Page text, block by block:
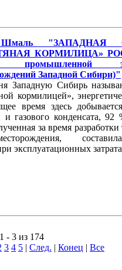
"ЗАПАДНАЯ
КОРМИЛИЦА»
промышленной
Западной Сибири)"
Западную Сибирь
кормилицей»,
время здесь
и газового конденсата, 92
за время разработки
эксплуатационных
- 3 из 174
3 4 5 | След. | Конец | Все